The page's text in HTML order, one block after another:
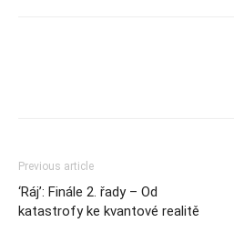
Previous article
‘Ráj’: Finále 2. řady – Od
katastrofy ke kvantové realitě